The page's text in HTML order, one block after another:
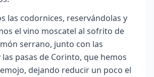
las codornices, reservándolas y
el vino moscatel al sofrito de
serrano, junto con las
pasas de Corinto, que hemos
dejando reducir un poco el